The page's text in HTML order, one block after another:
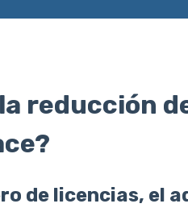
reducción
de licencias, el